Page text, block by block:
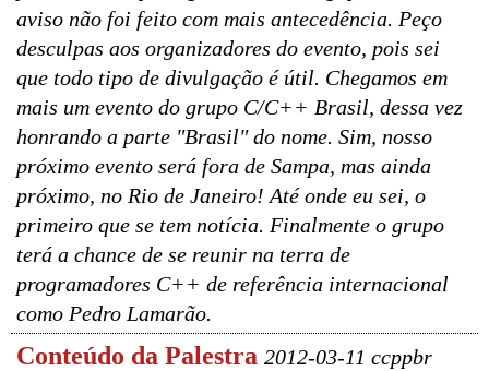
aviso não foi feito com mais antecedência. Peço
desculpas aos organizadores do evento, pois sei
que todo tipo de divulgação é útil. Chegamos em
mais um evento do grupo C/C++ Brasil, dessa vez
honrando a parte "Brasil" do nome. Sim, nosso
próximo evento será fora de Sampa, mas ainda
próximo, no Rio de Janeiro! Até onde eu sei, o
primeiro que se tem notícia. Finalmente o grupo
terá a chance de se reunir na terra de
programadores C++ de referência internacional
como Pedro Lamarão.
Conteúdo da Palestra 2012-03-11 ccppbr